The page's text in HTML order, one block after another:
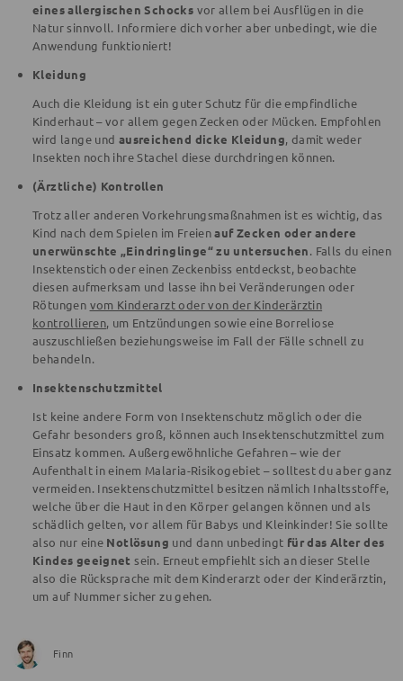
eines allergischen Schocks vor allem bei Ausflügen in die
Natur sinnvoll. Informiere dich vorher aber unbedingt, wie die
Anwendung funktioniert!
Kleidung
Auch die Kleidung ist ein guter Schutz für die empfindliche
Kinderhaut – vor allem gegen Zecken oder Mücken. Empfohlen
wird lange und ausreichend dicke Kleidung, damit weder
Insekten noch ihre Stachel diese durchdringen können.
(Ärztliche) Kontrollen
Trotz aller anderen Vorkehrungsmaßnahmen ist es wichtig, das
Kind nach dem Spielen im Freienauf Zecken oder andere
unerwünschte „Eindringlinge“ zu untersuchen. Falls du einen
Insektenstich oder einen Zeckenbiss entdeckst, beobachte
diesen aufmerksam und lasse ihn bei Veränderungen oder
Rötungen vom Kinderarzt oder von der Kinderärztin
kontrollieren, um Entzündungen sowie eine Borreliose
auszuschließen beziehungsweise im Fall der Fälle schnell zu
behandeln.
Insektenschutzmittel
Ist keine andere Form von Insektenschutz möglich oder die
Gefahr besonders groß, können auch Insektenschutzmittel zum
Einsatz kommen. Außergewöhnliche Gefahren – wie der
Aufenthalt in einem Malaria-Risikogebiet – solltest du aber ganz
vermeiden. Insektenschutzmittel besitzen nämlich Inhaltsstoffe,
welche über die Haut in den Körper gelangen können und als
schädlich gelten, vor allem für Babys und Kleinkinder! Sie sollte
also nur eine Notlösung und dann unbedingt für das Alter des
Kindes geeignet sein. Erneut empfiehlt sich an dieser Stelle
also die Rücksprache mit dem Kinderarzt oder der Kinderärztin,
um auf Nummer sicher zu gehen.
Finn